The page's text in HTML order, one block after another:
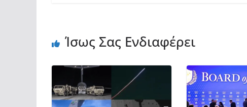
Ίσως Σας Ενδιαφέρει